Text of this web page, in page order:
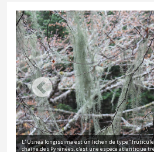
L' Usnea longissima est un lichen de type
chaîne des Pyrénées, c'est une espèce atlantique